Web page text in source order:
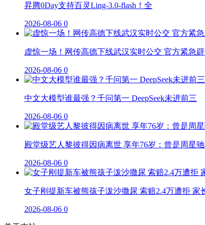
昇腾0Day支持百灵Ling-3.0-flash！全
2026-08-06 0
虚惊一场！网传高德下线武汉实时公交 官方紧急
2026-08-06 0
中文大模型谁最强？千问第一 DeepSeek未进前三
2026-08-06 0
殿堂级艺人黎彼得因病离世 享年76岁：曾是周星驰
2026-08-06 0
女子刚提新车被熊孩子泼沙撒尿 索赔2.4万遭拒 家
2026-08-06 0